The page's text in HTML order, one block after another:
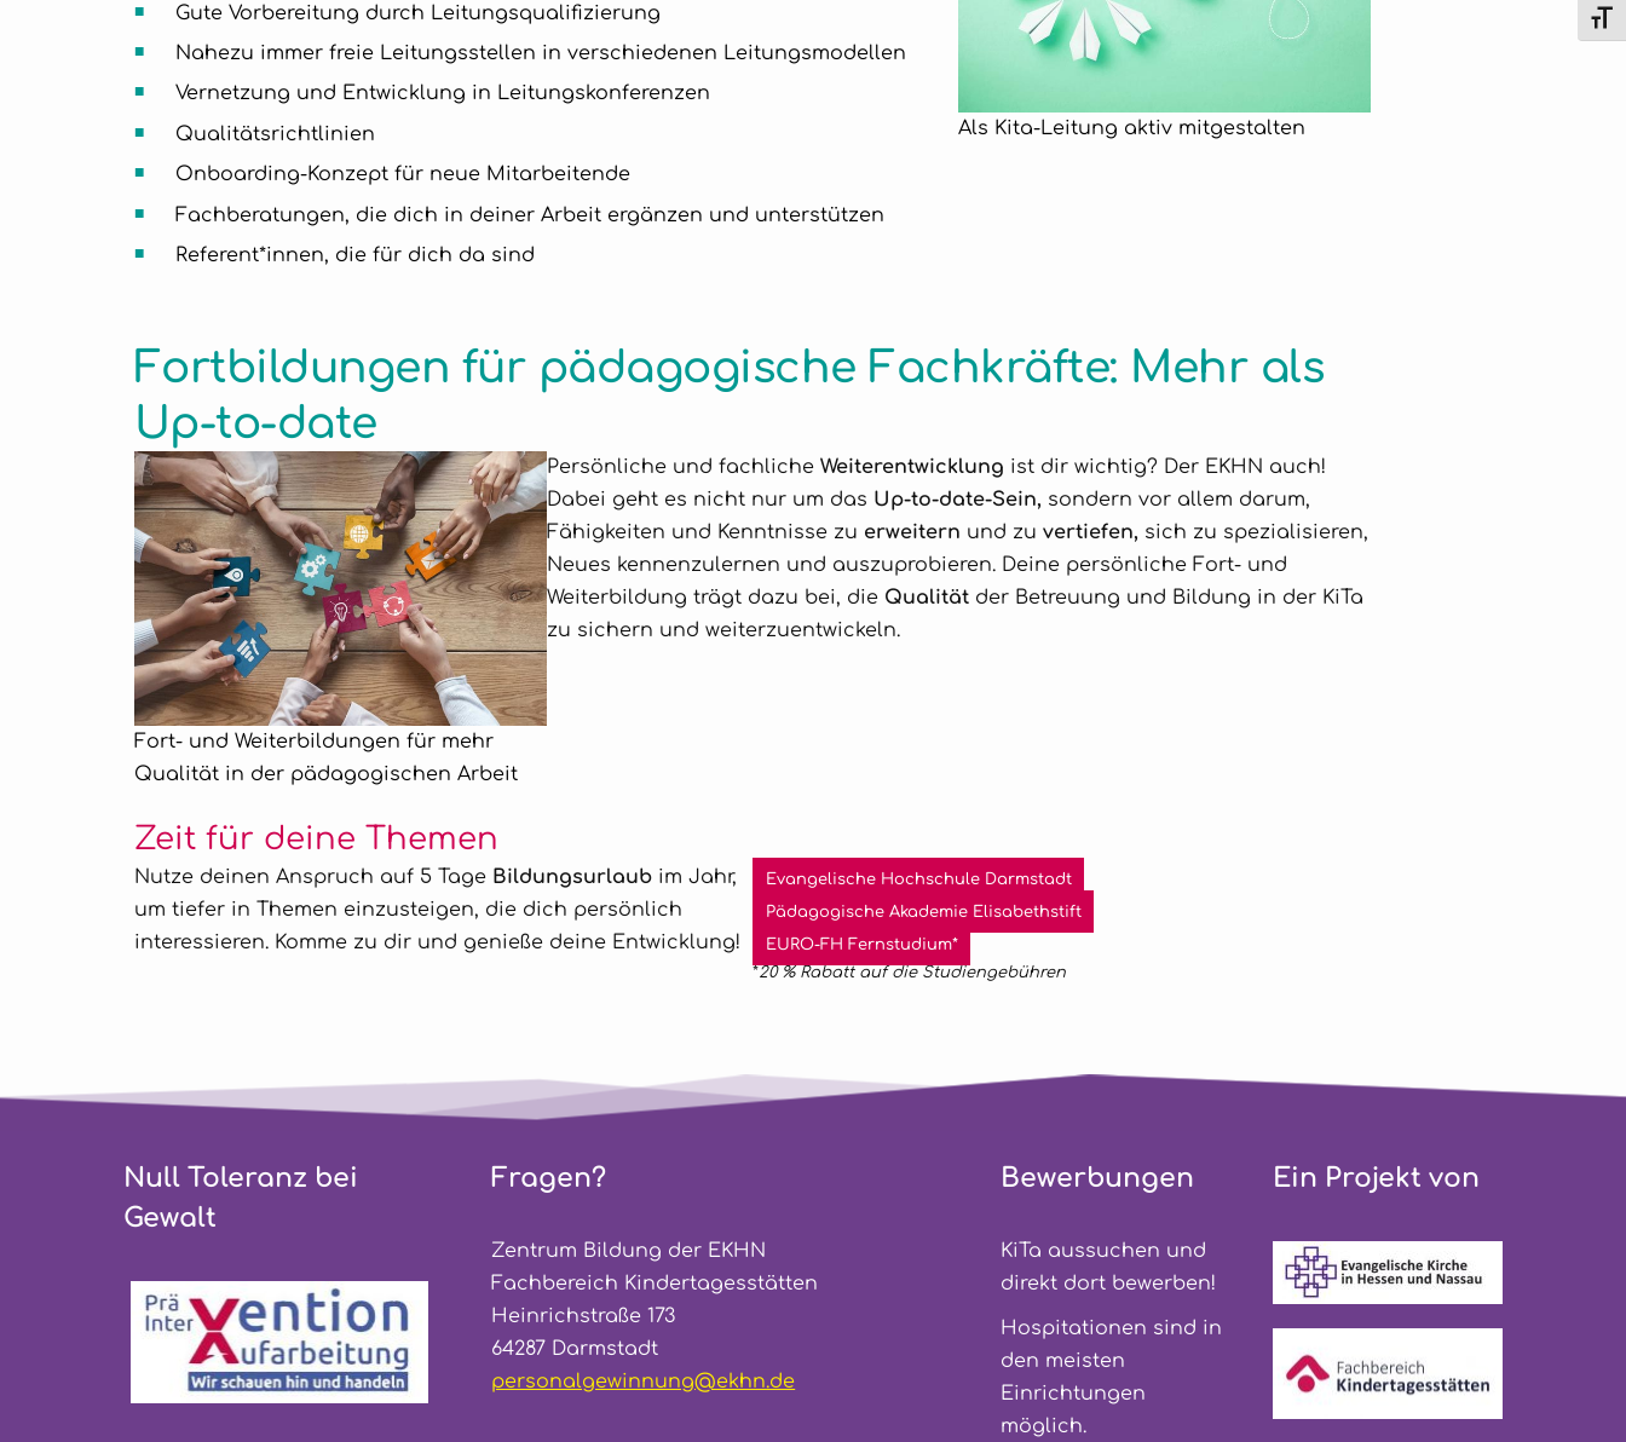
Gute Vorbereitung durch Leitungsqualifizierung
Nahezu immer freie Leitungsstellen in verschiedenen Leitungsmodellen
Vernetzung und Entwicklung in Leitungskonferenzen
Qualitätsrichtlinien
Onboarding-Konzept für neue Mitarbeitende
Fachberatungen, die dich in deiner Arbeit ergänzen und unterstützen
Referent*innen, die für dich da sind
Als Kita-Leitung aktiv mitgestalten
Fortbildungen für pädagogische Fachkräfte: Mehr als
Up-to-date
Fort- und Weiterbildungen für mehr
Qualität in der pädagogischen Arbeit
Persönliche und fachliche Weiterentwicklung ist dir wichtig? Der EKHN auch!
Dabei geht es nicht nur um das Up-to-date-Sein, sondern vor allem darum,
Fähigkeiten und Kenntnisse zu erweitern und zu vertiefen, sich zu spezialisieren,
Neues kennenzulernen und auszuprobieren. Deine persönliche Fort- und
Weiterbildung trägt dazu bei, die Qualität der Betreuung und Bildung in der KiTa
zu sichern und weiterzuentwickeln.
Zeit für deine Themen
Nutze deinen Anspruch auf 5 Tage Bildungsurlaub im Jahr,
um tiefer in Themen einzusteigen, die dich persönlich
interessieren. Komme zu dir und genieße deine Entwicklung!
Evangelische Hochschule Darmstadt
Pädagogische Akademie Elisabethstift
EURO-FH Fernstudium*
*20 % Rabatt auf die Studiengebühren
Null Toleranz bei
Gewalt
Fragen?
Zentrum Bildung der EKHN
Fachbereich Kindertagesstätten
Heinrichstraße 173
64287 Darmstadt
personalgewinnung@ekhn.de
Bewerbungen
KiTa aussuchen und
direkt dort bewerben!
Hospitationen sind in
Einrichtungen
möglich.
Ein Projekt von